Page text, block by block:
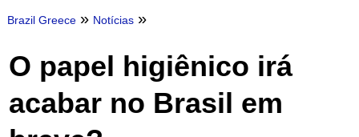
Brazil Greece » Notícias »
O papel higiênico irá
acabar no Brasil em